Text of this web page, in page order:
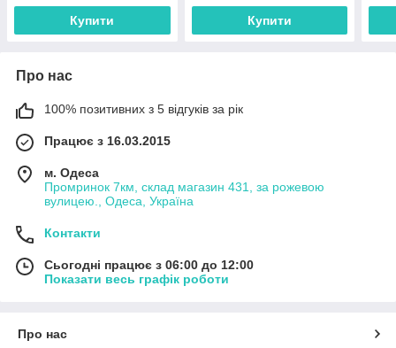
Купити Купити
Про нас
100% позитивних з 5 відгуків за рік
Працює з 16.03.2015
м. Одеса
Промринок 7км, склад магазин 431, за рожевою
вулицею., Одеса, Україна
Контакти
Сьогодні працює з 06:00 до 12:00
Показати весь графік роботи
Про нас